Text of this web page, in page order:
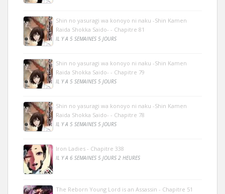
Shin no yasuragi wa konoyo ni naku -Shin Kamen
Raida Shokka Saido- - Chapitre 81
IL Y A 5 SEMAINES 5 JOURS
Shin no yasuragi wa konoyo ni naku -Shin Kamen
Raida Shokka Saido- - Chapitre 79
IL Y A 5 SEMAINES 5 JOURS
Shin no yasuragi wa konoyo ni naku -Shin Kamen
Raida Shokka Saido- - Chapitre 78
IL Y A 5 SEMAINES 5 JOURS
Iron Ladies - Chapitre 338
IL Y A 6 SEMAINES 5 JOURS 2 HEURES
The Reborn Young Lord is an Assassin - Chapitre 51